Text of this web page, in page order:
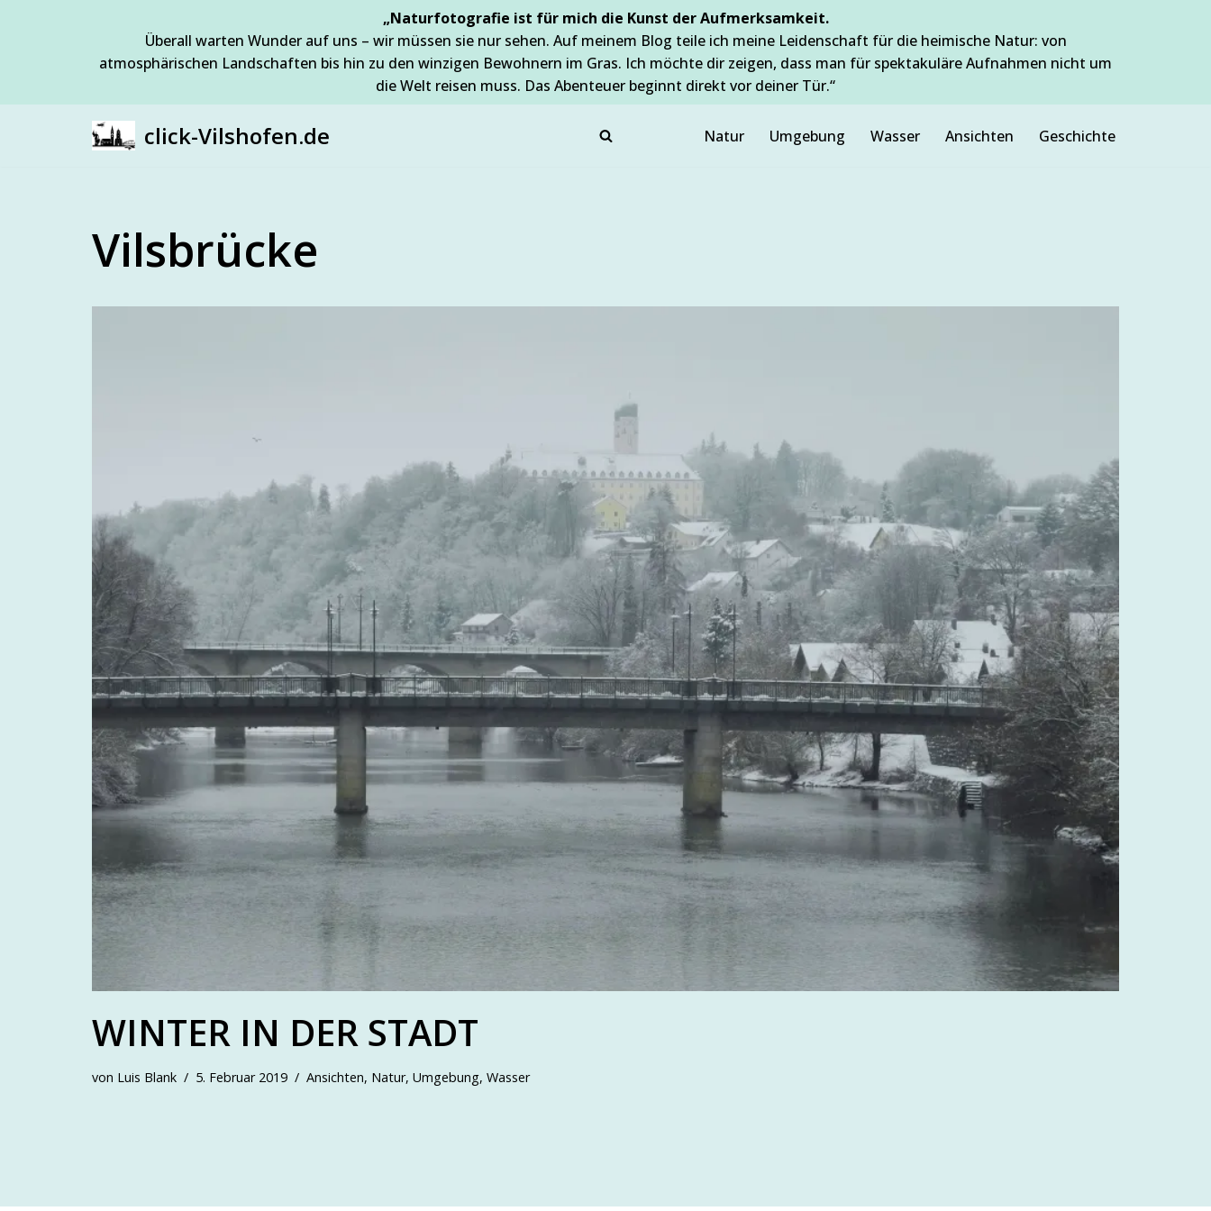
„Naturfotografie ist für mich die Kunst der Aufmerksamkeit.
Überall warten Wunder auf uns – wir müssen sie nur sehen. Auf meinem Blog teile ich meine Leidenschaft für die heimische Natur: von
atmosphärischen Landschaften bis hin zu den winzigen Bewohnern im Gras. Ich möchte dir zeigen, dass man für spektakuläre Aufnahmen nicht um
die Welt reisen muss. Das Abenteuer beginnt direkt vor deiner Tür.“
click-Vilshofen.de Natur Umgebung Wasser Ansichten Geschichte
Vilsbrücke
WINTER IN DER STADT
von Luis Blank 5. Februar 2019 Ansichten, Natur, Umgebung, Wasser